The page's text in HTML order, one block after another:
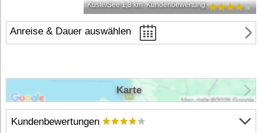
Küste/See 1,3 km Kundenbewertung
Anreise & Dauer auswählen
Kundenbewertungen
Karte